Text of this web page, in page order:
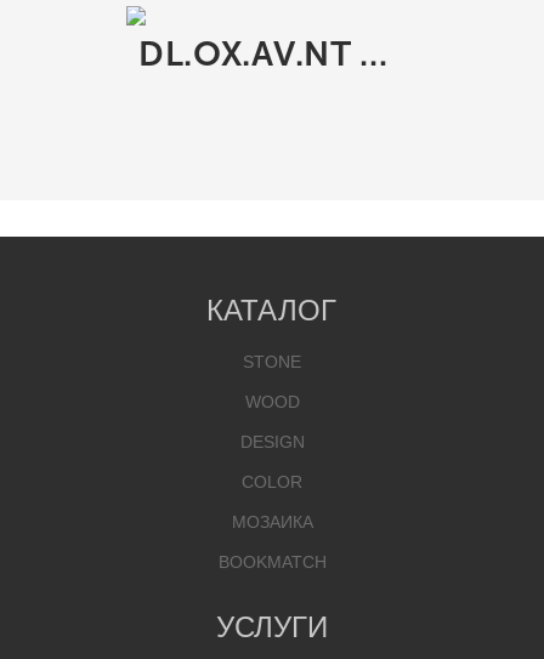
DL.OX.AV.NT RU
КАТАЛОГ
STONE
WOOD
DESIGN
COLOR
МОЗАИКА
BOOKMATCH
УСЛУГИ